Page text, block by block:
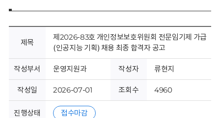
보
호
위
원
회
제목
제2026-83호 개인정보보호위원회 전문임기제 가급
(인공지능 기획) 채용 최종 합격자 공고
작성부서 운영지원과 작성자 류현지
작성일 2026-07-01 조회수 4960
진행상태 접수마감